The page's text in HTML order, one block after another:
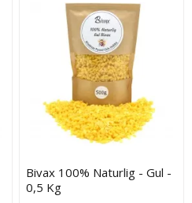
Bivax 100% Naturlig - Gul -
0,5 Kg